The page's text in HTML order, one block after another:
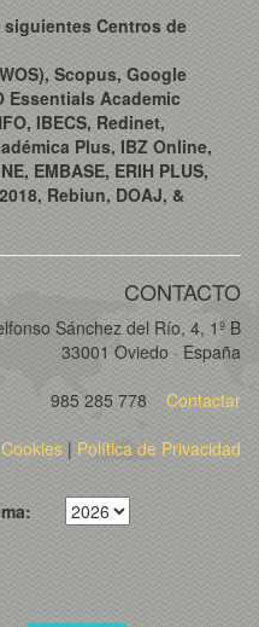
Centros de
Scopus, Google
Essentials Academic
IBECS, Redinet,
Plus, IBZ Online,
EMBASE, ERIH PLUS,
Rebiun, DOAJ, &
CONTACTO
Sánchez del Río, 4, 1º B
33001 Oviedo · España
985 285 778
Contactar
Cookies | Política de Privacidad